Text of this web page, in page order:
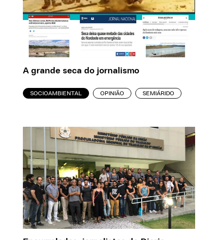
A grande seca do jornalismo
SOCIOAMBIENTAL OPINIÃO SEMIÁRIDO